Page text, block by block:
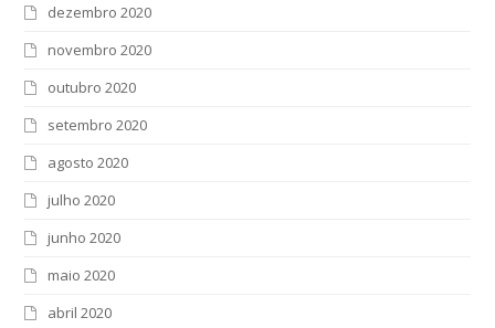
dezembro 2020
novembro 2020
outubro 2020
setembro 2020
agosto 2020
julho 2020
junho 2020
maio 2020
abril 2020